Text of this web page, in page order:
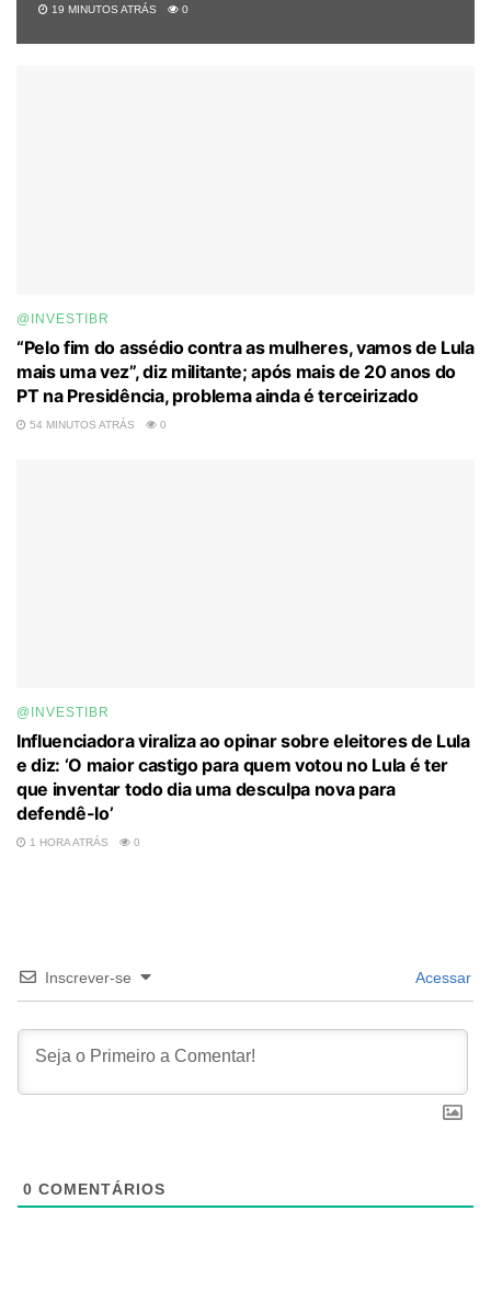
19 MINUTOS ATRÁS 0
@INVESTIBR
“Pelo fim do assédio contra as mulheres, vamos de Lula
mais uma vez”, diz militante; após mais de 20 anos do
PT na Presidência, problema ainda é terceirizado
54 MINUTOS ATRÁS 0
@INVESTIBR
Influenciadora viraliza ao opinar sobre eleitores de Lula
e diz: ‘O maior castigo para quem votou no Lula é ter
que inventar todo dia uma desculpa nova para
defendê-lo’
1 HORA ATRÁS 0
Inscrever-se Acessar
0 COMENTÁRIOS